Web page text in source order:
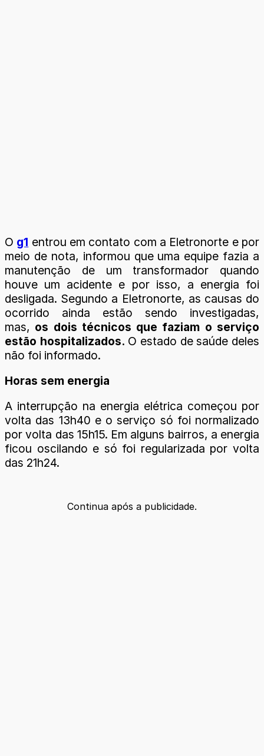
O g1 entrou em contato com a Eletronorte e por
meio de nota, informou que uma equipe fazia a
manutenção de um transformador quando
houve um acidente e por isso, a energia foi
desligada. Segundo a Eletronorte, as causas do
ocorrido ainda estão sendo investigadas,
mas, os dois técnicos que faziam o serviço
estão hospitalizados. O estado de saúde deles
não foi informado.
Horas sem energia
A interrupção na energia elétrica começou por
volta das 13h40 e o serviço só foi normalizado
por volta das 15h15. Em alguns bairros, a energia
ficou oscilando e só foi regularizada por volta
das 21h24.
Continua após a publicidade.